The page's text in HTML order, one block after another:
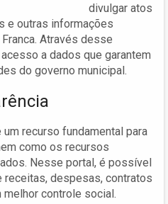
divulgar atos
e outras informações
Através desse
a dados que garantem
do governo municipal.
um recurso fundamental para
como os recursos
Nesse portal, é possível
despesas, contratos
controle social.